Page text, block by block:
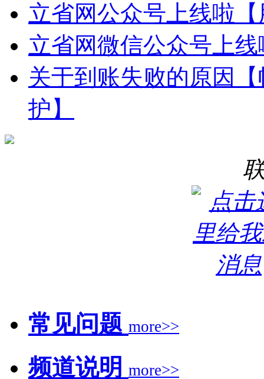
立省网公众号上线啦
立省网微信公众号上线
关于到账失败的原因
护】
常见问题 more>>
频道说明 more>>